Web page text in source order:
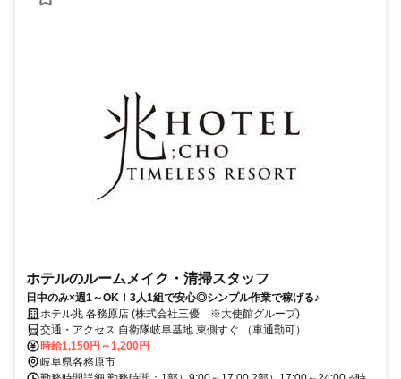
ホテルのルームメイク・清掃スタッフ
日中のみ×週1～OK！3人1組で安心◎シンプル作業で稼げる♪
ホテル兆 各務原店 (株式会社三優 ※大使館グループ)
交通・アクセス 自衛隊岐阜基地 東側すぐ （車通勤可）
時給1,150円～1,200円
岐阜県各務原市